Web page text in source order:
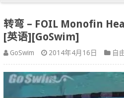
转弯 – FOIL Monofin
[英语][GoSwim]
GoSwim 2014年4月16日 自